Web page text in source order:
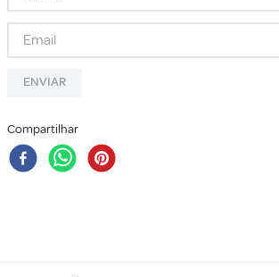
ENVIAR
Compartilhar